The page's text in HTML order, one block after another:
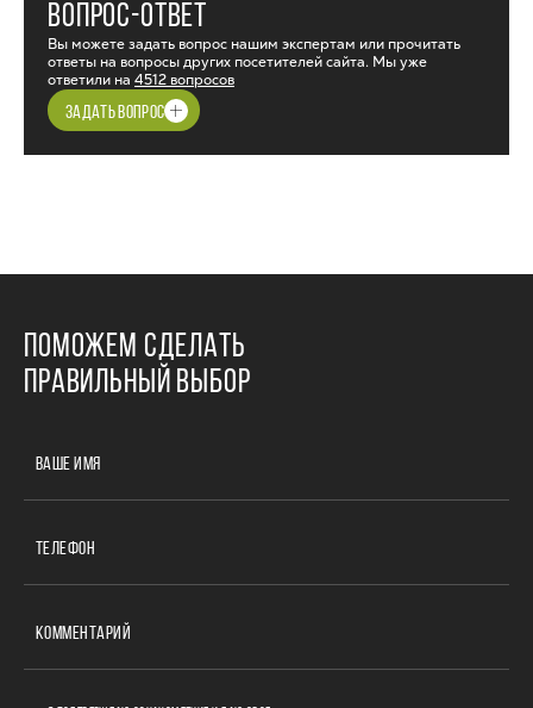
ВОПРОС-ОТВЕТ
Вы можете задать вопрос нашим экспертам или прочитать
ответы на вопросы других посетителей сайта. Мы уже
ответили на 4512 вопросов
ЗАДАТЬ ВОПРОС
ПОМОЖЕМ СДЕЛАТЬ
ПРАВИЛЬНЫЙ ВЫБОР
ВАШЕ ИМЯ
ТЕЛЕФОН
КОММЕНТАРИЙ